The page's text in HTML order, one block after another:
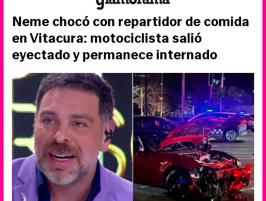
Neme chocó con repartidor de comida
en Vitacura: motociclista salió
eyectado y permanece internado